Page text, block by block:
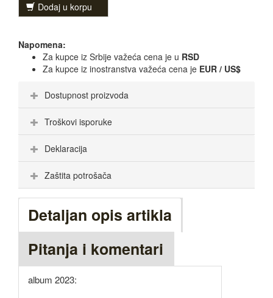
Dodaj u korpu
Napomena:
Za kupce iz Srbije važeća cena je u RSD
Za kupce iz inostranstva važeća cena je EUR / US$
Dostupnost proizvoda
Troškovi isporuke
Deklaracija
Zaštita potrošača
Detaljan opis artikla
Pitanja i komentari
album 2023: